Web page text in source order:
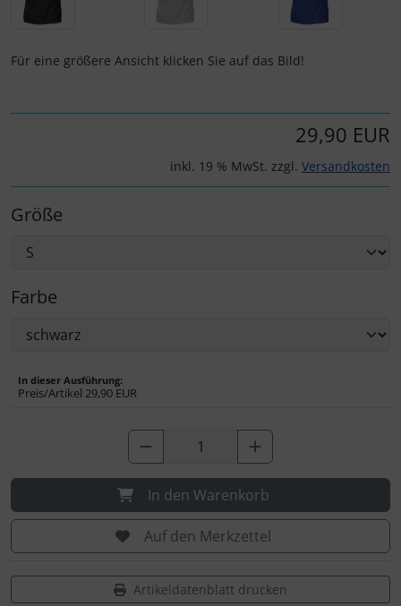
Für eine größere Ansicht klicken Sie auf das Bild!
29,90 EUR
inkl. 19 % MwSt. zzgl. Versandkosten
Größe
Farbe
In dieser Ausführung:
Preis/Artikel 29,90 EUR
In den Warenkorb
Auf den Merkzettel
Artikeldatenblatt drucken
Reifen, Schläuche und Co.
Tapes und Tuning
Warn- und Schutzfolien
Thermikhüte